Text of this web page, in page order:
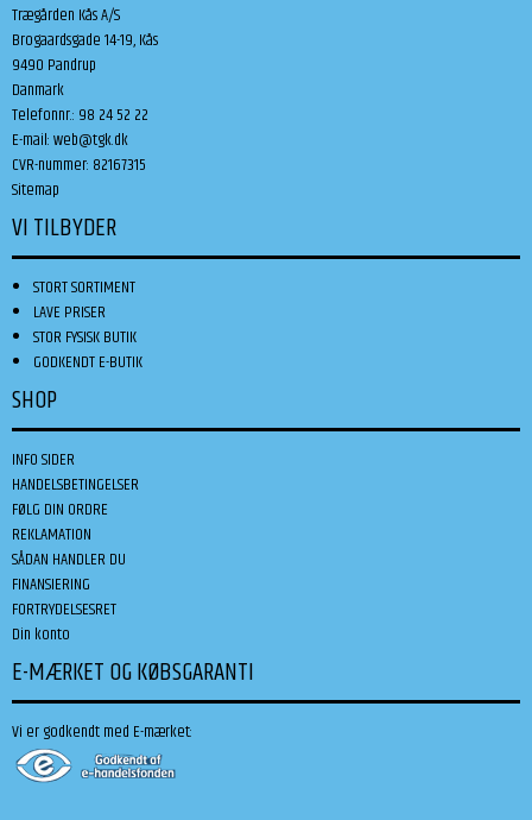
Trægården Kås A/S
Brogaardsgade 14-19, Kås
9490 Pandrup
Danmark
Telefonnr.: 98 24 52 22
E-mail:web@tgk.dk
CVR-nummer: 82167315
Sitemap
VI TILBYDER
STORT SORTIMENT
LAVE PRISER
STOR FYSISK BUTIK
GODKENDT E-BUTIK
SHOP
INFO SIDER
HANDELSBETINGELSER
FØLG DIN ORDRE
REKLAMATION
SÅDAN HANDLER DU
FINANSIERING
FORTRYDELSESRET
Din konto
E-MÆRKET OG KØBSGARANTI
Vi er godkendt med E-mærket: